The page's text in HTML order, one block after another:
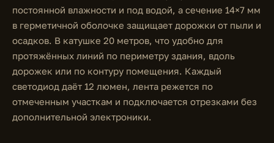
постоянной влажности и под водой, а сечение 14×7 мм
в герметичной оболочке защищает дорожки от пыли и
осадков. В катушке 20 метров, что удобно для
протяжённых линий по периметру здания, вдоль
дорожек или по контуру помещения. Каждый
светодиод даёт 12 люмен, лента режется по
отмеченным участкам и подключается отрезками без
дополнительной электроники.